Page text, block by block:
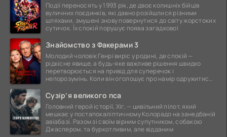
Події переносять у 1993 рік, де двоє колишніх бійців
вуличних поєдинків, які давно розійшлися різними
шляхами, змушені знову повернутися до світу жорстоких
сутичок. Їх спокій порушує поява загадкової
Знайомство з Факерами 3
Молодий чоловік Генрі виріс у родині, де спокій —
рідкісне явище, а будь-яке важливе рішення швидко
перетворюється на привід для суперечок і
непорозумінь. Коли він оголошує про намір одружитися,
Сузір’я великого пса
Головний герой історії, Хіг, — цивільний пілот, який
мешкає у постапокаліптичному Колорадо на занедбаній
авіабазі. Разом зі своїм вірним супутником, собакою
Джаспером, та буркотливим, але відданим